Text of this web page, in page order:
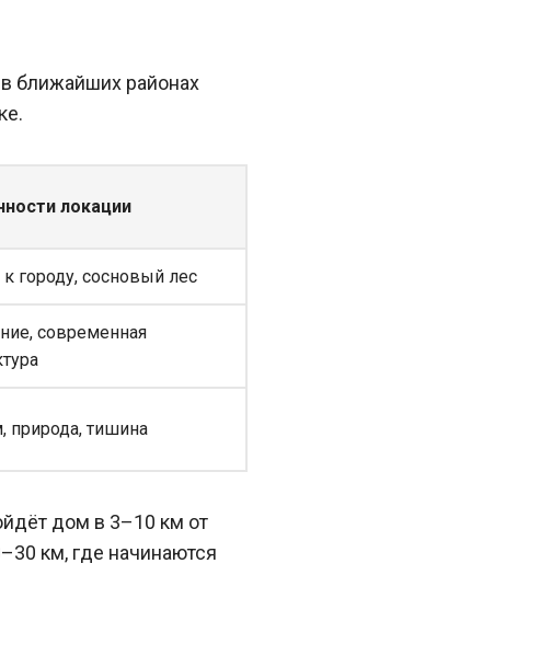
ближайших районах
локации
городу, сосновый лес
современная
природа, тишина
дом в 3–10 км от
км, где начинаются